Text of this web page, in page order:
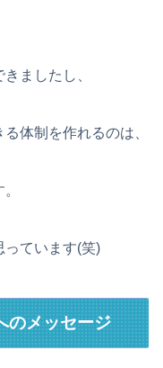
ましたし、
体制を作れるのは、
っています(笑)
のメッセージ